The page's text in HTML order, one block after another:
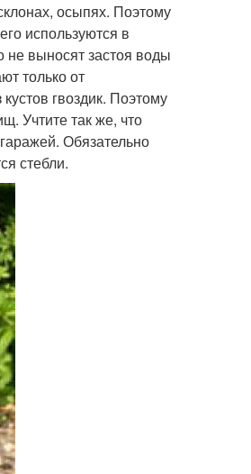
осыпях. Поэтому
используются в
не выносят застоя воды
только от
гвоздик. Поэтому
Учтите так же, что
Обязательно
стебли.